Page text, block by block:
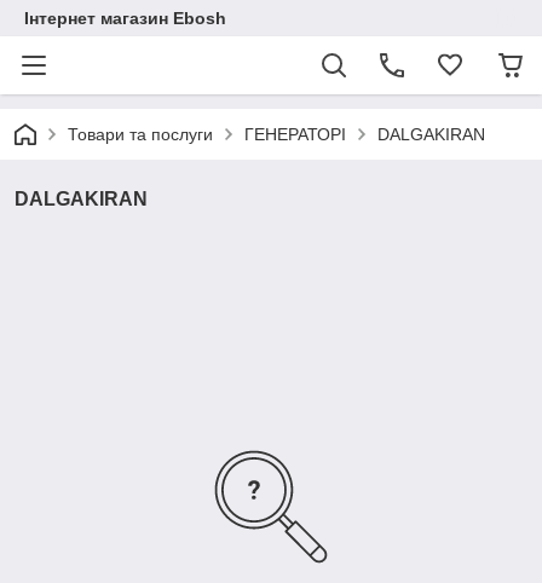
Інтернет магазин Ebosh
Товари та послуги ГЕНЕРАТОРІ DALGAKIRAN
DALGAKIRAN